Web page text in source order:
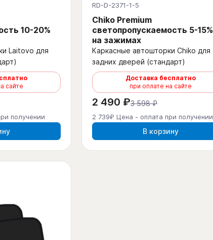
10-20%
Laitovo для
сайте
получении
RD-D-2371-1-5
Chiko Premium
светопропускаемость 5-15%
на зажимах
Каркасные автошторки Chiko для
задних дверей (стандарт)
Доставка бесплатно
при оплате на сайте
2 490 ₽3 598 ₽
2 739₽ Цена - оплата при получении
В корзину